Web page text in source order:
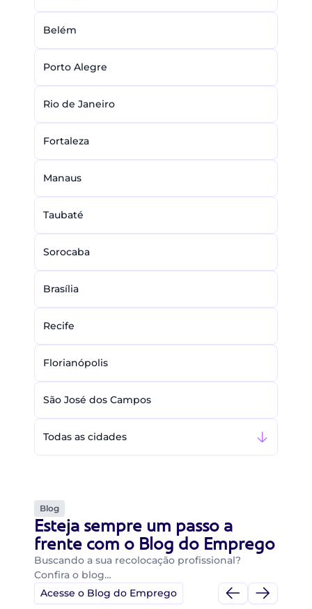
Belém
Porto Alegre
Rio de Janeiro
Fortaleza
Manaus
Taubaté
Sorocaba
Brasília
Recife
Florianópolis
São José dos Campos
Todas as cidades
Blog
Esteja sempre um passo a
frente com o Blog do Emprego
Buscando a sua recolocação profissional?
Confira o blog…
Acesse o Blog do Emprego